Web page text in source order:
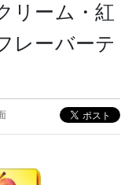
リーム・紅
レーバーテ